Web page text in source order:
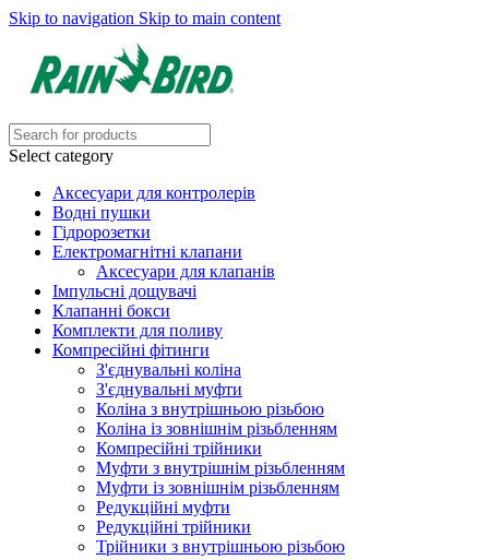
Skip to navigation Skip to main content
Select category
Аксесуари для контролерів
Водні пушки
Гідророзетки
Електромагнітні клапани
Аксесуари для клапанів
Імпульсні дощувачі
Клапанні бокси
Комплекти для поливу
Компресійні фітинги
З'єднувальні коліна
З'єднувальні муфти
Коліна з внутрішньою різьбою
Коліна із зовнішнім різьбленням
Компресійні трійники
Муфти з внутрішнім різьбленням
Муфти із зовнішнім різьбленням
Редукційні муфти
Редукційні трійники
Трійники з внутрішньою різьбою